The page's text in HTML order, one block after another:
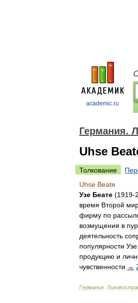
academic.ru
Германия.
Uhse
Толкование
Uhse Beate
Узе Беате (1919-
время Второй
фирму по
возмущения в
деятельность
популярности Узе
продукцию и
чувственности →
Германия